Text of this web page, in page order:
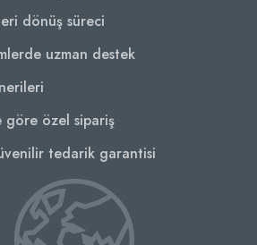
dönüş süreci
uzman destek
göre özel sipariş
tedarik garantisi